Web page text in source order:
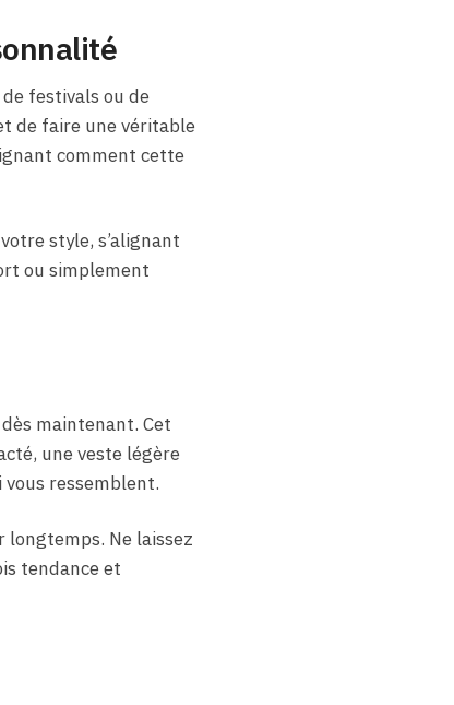
festivals ou de
de faire une véritable
comment cette
style, s’alignant
ou simplement
maintenant. Cet
une veste légère
ressemblent.
longtemps. Ne laissez
tendance et